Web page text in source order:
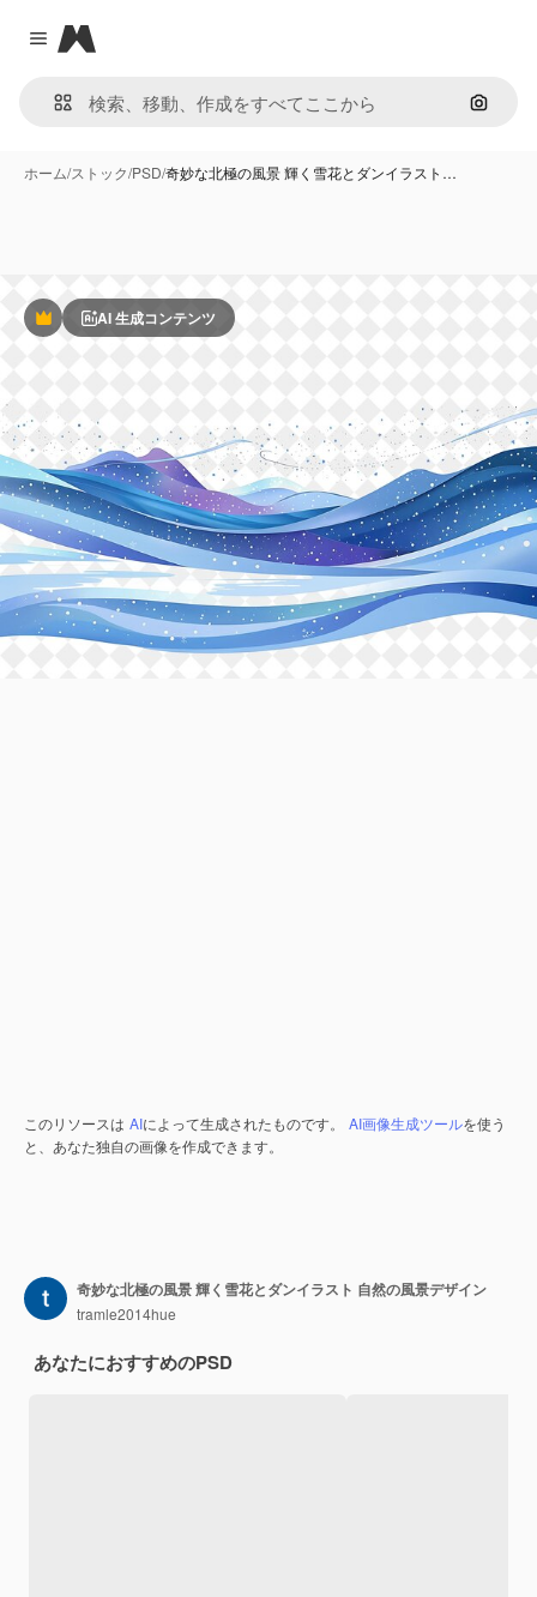
Close menu
Magnific
画像で
ホーム/ストック/PSD/奇妙な北極の風景 輝く雪花とダンイラスト…
PremiumAI 生成コンテンツ
このリソースは AIによって生成されたものです。 AI画像生成ツールを使う
と、あなた独自の画像を作成できます。
奇妙な北極の風景 輝く雪花とダンイラスト 自然の風景デザイン
tramle2014hue
あなたにおすすめのPSD